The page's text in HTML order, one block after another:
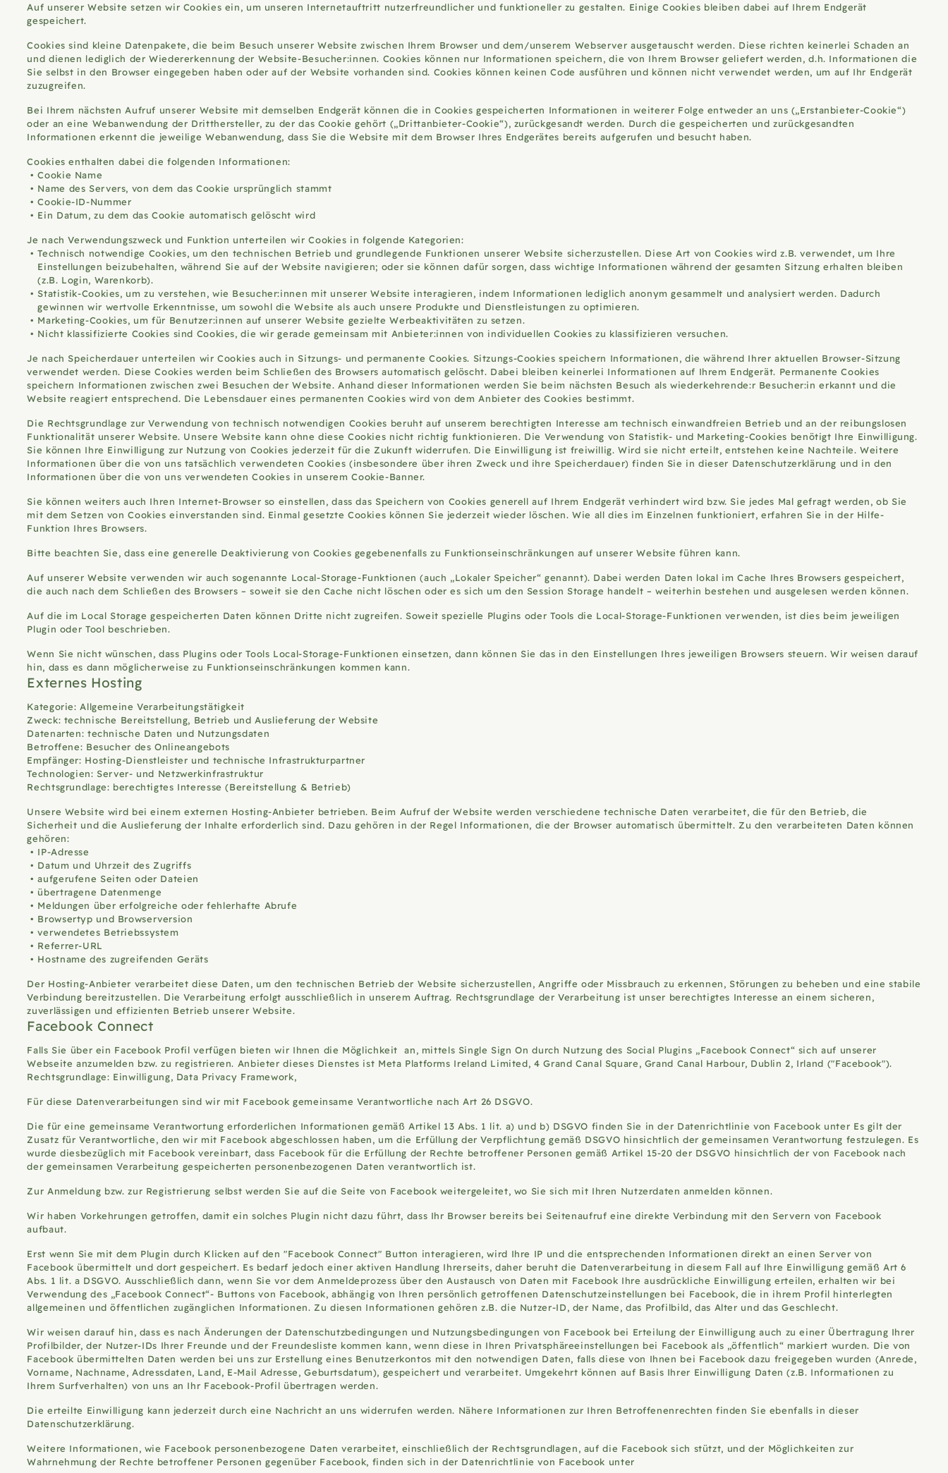
Auf unserer Website setzen wir Cookies ein, um unseren Internetauftritt nutzerfreundlicher und funktioneller zu gestalten. Einige Cookies bleiben dabei auf Ihrem Endgerät
gespeichert.
Cookies sind kleine Datenpakete, die beim Besuch unserer Website zwischen Ihrem Browser und dem/unserem Webserver ausgetauscht werden. Diese richten keinerlei Schaden an
und dienen lediglich der Wiedererkennung der Website-Besucher:innen. Cookies können nur Informationen speichern, die von Ihrem Browser geliefert werden, d.h. Informationen die
Sie selbst in den Browser eingegeben haben oder auf der Website vorhanden sind. Cookies können keinen Code ausführen und können nicht verwendet werden, um auf Ihr Endgerät
zuzugreifen.
Bei Ihrem nächsten Aufruf unserer Website mit demselben Endgerät können die in Cookies gespeicherten Informationen in weiterer Folge entweder an uns („Erstanbieter-Cookie“)
oder an eine Webanwendung der Dritthersteller, zu der das Cookie gehört („Drittanbieter-Cookie“), zurückgesandt werden. Durch die gespeicherten und zurückgesandten
Informationen erkennt die jeweilige Webanwendung, dass Sie die Website mit dem Browser Ihres Endgerätes bereits aufgerufen und besucht haben.
Cookies enthalten dabei die folgenden Informationen:
Cookie Name
Name des Servers, von dem das Cookie ursprünglich stammt
Cookie-ID-Nummer
Ein Datum, zu dem das Cookie automatisch gelöscht wird
Je nach Verwendungszweck und Funktion unterteilen wir Cookies in folgende Kategorien:
Technisch notwendige Cookies, um den technischen Betrieb und grundlegende Funktionen unserer Website sicherzustellen. Diese Art von Cookies wird z.B. verwendet, um Ihre
Einstellungen beizubehalten, während Sie auf der Website navigieren; oder sie können dafür sorgen, dass wichtige Informationen während der gesamten Sitzung erhalten bleiben
(z.B. Login, Warenkorb).
Statistik-Cookies, um zu verstehen, wie Besucher:innen mit unserer Website interagieren, indem Informationen lediglich anonym gesammelt und analysiert werden. Dadurch
gewinnen wir wertvolle Erkenntnisse, um sowohl die Website als auch unsere Produkte und Dienstleistungen zu optimieren.
Marketing-Cookies, um für Benutzer:innen auf unserer Website gezielte Werbeaktivitäten zu setzen.
Nicht klassifizierte Cookies sind Cookies, die wir gerade gemeinsam mit Anbieter:innen von individuellen Cookies zu klassifizieren versuchen.
Je nach Speicherdauer unterteilen wir Cookies auch in Sitzungs- und permanente Cookies. Sitzungs-Cookies speichern Informationen, die während Ihrer aktuellen Browser-Sitzung
verwendet werden. Diese Cookies werden beim Schließen des Browsers automatisch gelöscht. Dabei bleiben keinerlei Informationen auf Ihrem Endgerät. Permanente Cookies
speichern Informationen zwischen zwei Besuchen der Website. Anhand dieser Informationen werden Sie beim nächsten Besuch als wiederkehrende:r Besucher:in erkannt und die
Website reagiert entsprechend. Die Lebensdauer eines permanenten Cookies wird von dem Anbieter des Cookies bestimmt.
Die Rechtsgrundlage zur Verwendung von technisch notwendigen Cookies beruht auf unserem berechtigten Interesse am technisch einwandfreien Betrieb und an der reibungslosen
Funktionalität unserer Website. Unsere Website kann ohne diese Cookies nicht richtig funktionieren. Die Verwendung von Statistik- und Marketing-Cookies benötigt Ihre Einwilligung.
Sie können Ihre Einwilligung zur Nutzung von Cookies jederzeit für die Zukunft widerrufen. Die Einwilligung ist freiwillig. Wird sie nicht erteilt, entstehen keine Nachteile. Weitere
Informationen über die von uns tatsächlich verwendeten Cookies (insbesondere über ihren Zweck und ihre Speicherdauer) finden Sie in dieser Datenschutzerklärung und in den
Informationen über die von uns verwendeten Cookies in unserem Cookie-Banner.
Sie können weiters auch Ihren Internet-Browser so einstellen, dass das Speichern von Cookies generell auf Ihrem Endgerät verhindert wird bzw. Sie jedes Mal gefragt werden, ob Sie
mit dem Setzen von Cookies einverstanden sind. Einmal gesetzte Cookies können Sie jederzeit wieder löschen. Wie all dies im Einzelnen funktioniert, erfahren Sie in der Hilfe-
Funktion Ihres Browsers.
Bitte beachten Sie, dass eine generelle Deaktivierung von Cookies gegebenenfalls zu Funktionseinschränkungen auf unserer Website führen kann.
Auf unserer Website verwenden wir auch sogenannte Local-Storage-Funktionen (auch „Lokaler Speicher“ genannt). Dabei werden Daten lokal im Cache Ihres Browsers gespeichert,
die auch nach dem Schließen des Browsers – soweit sie den Cache nicht löschen oder es sich um den Session Storage handelt – weiterhin bestehen und ausgelesen werden können.
Auf die im Local Storage gespeicherten Daten können Dritte nicht zugreifen. Soweit spezielle Plugins oder Tools die Local-Storage-Funktionen verwenden, ist dies beim jeweiligen
Plugin oder Tool beschrieben.
Wenn Sie nicht wünschen, dass Plugins oder Tools Local-Storage-Funktionen einsetzen, dann können Sie das in den Einstellungen Ihres jeweiligen Browsers steuern. Wir weisen darauf
hin, dass es dann möglicherweise zu Funktionseinschränkungen kommen kann.
Externes Hosting
Kategorie: Allgemeine Verarbeitungstätigkeit
Zweck: technische Bereitstellung, Betrieb und Auslieferung der Website
Datenarten: technische Daten und Nutzungsdaten
Betroffene: Besucher des Onlineangebots
Empfänger: Hosting-Dienstleister und technische Infrastrukturpartner
Technologien: Server- und Netzwerkinfrastruktur
Rechtsgrundlage: berechtigtes Interesse (Bereitstellung & Betrieb)
Unsere Website wird bei einem externen Hosting-Anbieter betrieben. Beim Aufruf der Website werden verschiedene technische Daten verarbeitet, die für den Betrieb, die
Sicherheit und die Auslieferung der Inhalte erforderlich sind. Dazu gehören in der Regel Informationen, die der Browser automatisch übermittelt. Zu den verarbeiteten Daten können
gehören:
IP-Adresse
Datum und Uhrzeit des Zugriffs
aufgerufene Seiten oder Dateien
übertragene Datenmenge
Meldungen über erfolgreiche oder fehlerhafte Abrufe
Browsertyp und Browserversion
verwendetes Betriebssystem
Referrer-URL
Hostname des zugreifenden Geräts
Der Hosting-Anbieter verarbeitet diese Daten, um den technischen Betrieb der Website sicherzustellen, Angriffe oder Missbrauch zu erkennen, Störungen zu beheben und eine stabile
Verbindung bereitzustellen. Die Verarbeitung erfolgt ausschließlich in unserem Auftrag. Rechtsgrundlage der Verarbeitung ist unser berechtigtes Interesse an einem sicheren,
zuverlässigen und effizienten Betrieb unserer Website.
Facebook Connect
Falls Sie über ein Facebook Profil verfügen bieten wir Ihnen die Möglichkeit an, mittels Single Sign On durch Nutzung des Social Plugins „Facebook Connect“ sich auf unserer
Webseite anzumelden bzw. zu registrieren. Anbieter dieses Dienstes ist Meta Platforms Ireland Limited, 4 Grand Canal Square, Grand Canal Harbour, Dublin 2, Irland ("Facebook").
Rechtsgrundlage: Einwilligung, Data Privacy Framework,
Für diese Datenverarbeitungen sind wir mit Facebook gemeinsame Verantwortliche nach Art 26 DSGVO.
Die für eine gemeinsame Verantwortung erforderlichen Informationen gemäß Artikel 13 Abs. 1 lit. a) und b) DSGVO finden Sie in der Datenrichtlinie von Facebook unter Es gilt der
Zusatz für Verantwortliche, den wir mit Facebook abgeschlossen haben, um die Erfüllung der Verpflichtung gemäß DSGVO hinsichtlich der gemeinsamen Verantwortung festzulegen. Es
wurde diesbezüglich mit Facebook vereinbart, dass Facebook für die Erfüllung der Rechte betroffener Personen gemäß Artikel 15-20 der DSGVO hinsichtlich der von Facebook nach
der gemeinsamen Verarbeitung gespeicherten personenbezogenen Daten verantwortlich ist.
Zur Anmeldung bzw. zur Registrierung selbst werden Sie auf die Seite von Facebook weitergeleitet, wo Sie sich mit Ihren Nutzerdaten anmelden können.
Wir haben Vorkehrungen getroffen, damit ein solches Plugin nicht dazu führt, dass Ihr Browser bereits bei Seitenaufruf eine direkte Verbindung mit den Servern von Facebook
aufbaut.
Erst wenn Sie mit dem Plugin durch Klicken auf den "Facebook Connect" Button interagieren, wird Ihre IP und die entsprechenden Informationen direkt an einen Server von
Facebook übermittelt und dort gespeichert. Es bedarf jedoch einer aktiven Handlung Ihrerseits, daher beruht die Datenverarbeitung in diesem Fall auf Ihre Einwilligung gemäß Art 6
Abs. 1 lit. a DSGVO. Ausschließlich dann, wenn Sie vor dem Anmeldeprozess über den Austausch von Daten mit Facebook Ihre ausdrückliche Einwilligung erteilen, erhalten wir bei
Verwendung des „Facebook Connect“- Buttons von Facebook, abhängig von Ihren persönlich getroffenen Datenschutzeinstellungen bei Facebook, die in ihrem Profil hinterlegten
allgemeinen und öffentlichen zugänglichen Informationen. Zu diesen Informationen gehören z.B. die Nutzer-ID, der Name, das Profilbild, das Alter und das Geschlecht.
Wir weisen darauf hin, dass es nach Änderungen der Datenschutzbedingungen und Nutzungsbedingungen von Facebook bei Erteilung der Einwilligung auch zu einer Übertragung Ihrer
Profilbilder, der Nutzer-IDs Ihrer Freunde und der Freundesliste kommen kann, wenn diese in Ihren Privatsphäreeinstellungen bei Facebook als „öffentlich“ markiert wurden. Die von
Facebook übermittelten Daten werden bei uns zur Erstellung eines Benutzerkontos mit den notwendigen Daten, falls diese von Ihnen bei Facebook dazu freigegeben wurden (Anrede,
Vorname, Nachname, Adressdaten, Land, E-Mail Adresse, Geburtsdatum), gespeichert und verarbeitet. Umgekehrt können auf Basis Ihrer Einwilligung Daten (z.B. Informationen zu
Ihrem Surfverhalten) von uns an Ihr Facebook-Profil übertragen werden.
Die erteilte Einwilligung kann jederzeit durch eine Nachricht an uns widerrufen werden. Nähere Informationen zur Ihren Betroffenenrechten finden Sie ebenfalls in dieser
Datenschutzerklärung.
Weitere Informationen, wie Facebook personenbezogene Daten verarbeitet, einschließlich der Rechtsgrundlagen, auf die Facebook sich stützt, und der Möglichkeiten zur
Wahrnehmung der Rechte betroffener Personen gegenüber Facebook, finden sich in der Datenrichtlinie von Facebook unter